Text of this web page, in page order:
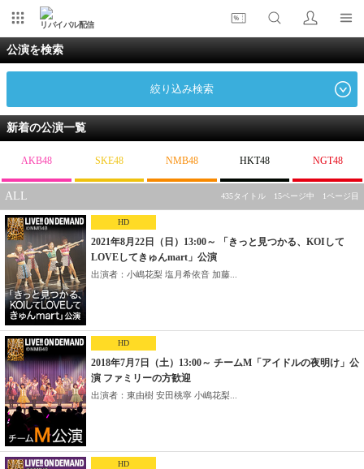
リバイバル配信
公演を検索
絞り込み検索
新着の公演一覧
AKB48 SKE48 NMB48 HKT48 NGT48
ALL 435タイトル 15ページ中 1ページ目
HD
2021年8月22日（日）13:00～ 「きっと見つかる、KOIして
LOVEしてきゅんmart」公演
出演者：小嶋花梨 塩月希依音 加藤...
HD
2018年7月7日（土）13:00～ チームM「アイドルの夜明け」公
演 ファミリーの方歓迎
出演者：東由樹 安田桃寧 小嶋花梨...
HD